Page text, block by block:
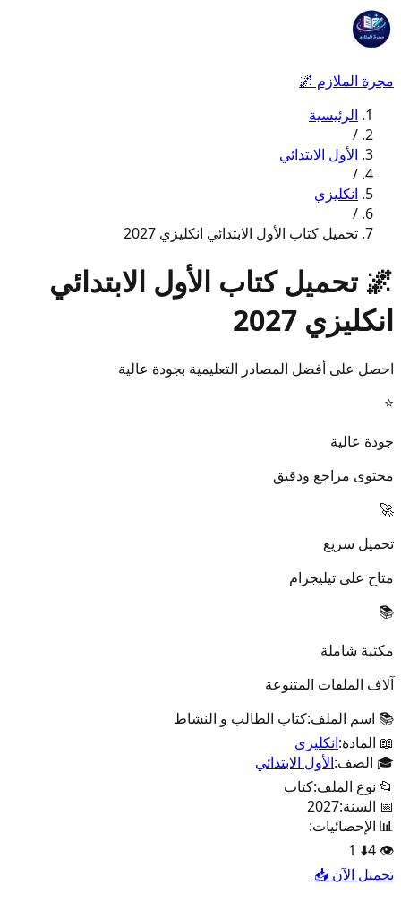
مجرة الملازم 🌌
الرئيسية
/
الأول الابتدائي
/
انكليزي
/
تحميل كتاب الأول الابتدائي انكليزي 2027
🌌 تحميل كتاب الأول الابتدائي
انكليزي 2027
احصل على أفضل المصادر التعليمية بجودة عالية
⭐
جودة عالية
محتوى مراجع ودقيق
🚀
تحميل سريع
متاح على تيليجرام
📚
مكتبة شاملة
آلاف الملفات المتنوعة
📚 اسم الملف:كتاب الطالب و النشاط
📖 المادة:انكليزي
🎓 الصف:الأول الابتدائي
📂 نوع الملف:كتاب
📅 السنة:2027
📊 الإحصائيات:
👁️
4
⬇️
1
تحميل الآن 📥